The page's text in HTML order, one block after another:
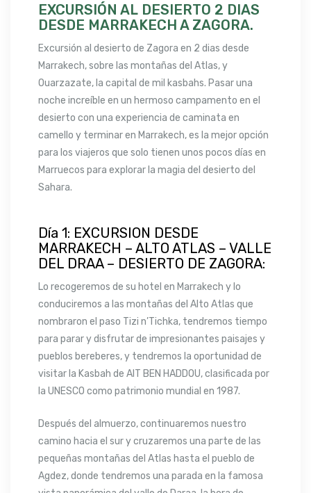
EXCURSIÓN AL DESIERTO 2 DIAS
DESDE MARRAKECH A ZAGORA.
Excursión al desierto de Zagora en 2 dias desde
Marrakech, sobre las montañas del Atlas, y
Ouarzazate, la capital de mil kasbahs. Pasar una
noche increíble en un hermoso campamento en el
desierto con una experiencia de caminata en
camello y terminar en Marrakech, es la mejor opción
para los viajeros que solo tienen unos pocos días en
Marruecos para explorar la magia del desierto del
Sahara.
Día 1: EXCURSION DESDE
MARRAKECH – ALTO ATLAS – VALLE
DEL DRAA – DESIERTO DE ZAGORA:
Lo recogeremos de su hotel en Marrakech y lo
conduciremos a las montañas del Alto Atlas que
nombraron el paso Tizi n’Tichka, tendremos tiempo
para parar y disfrutar de impresionantes paisajes y
pueblos bereberes, y tendremos la oportunidad de
visitar la Kasbah de AIT BEN HADDOU, clasificada por
la UNESCO como patrimonio mundial en 1987.
Después del almuerzo, continuaremos nuestro
camino hacia el sur y cruzaremos una parte de las
pequeñas montañas del Atlas hasta el pueblo de
Agdez, donde tendremos una parada en la famosa